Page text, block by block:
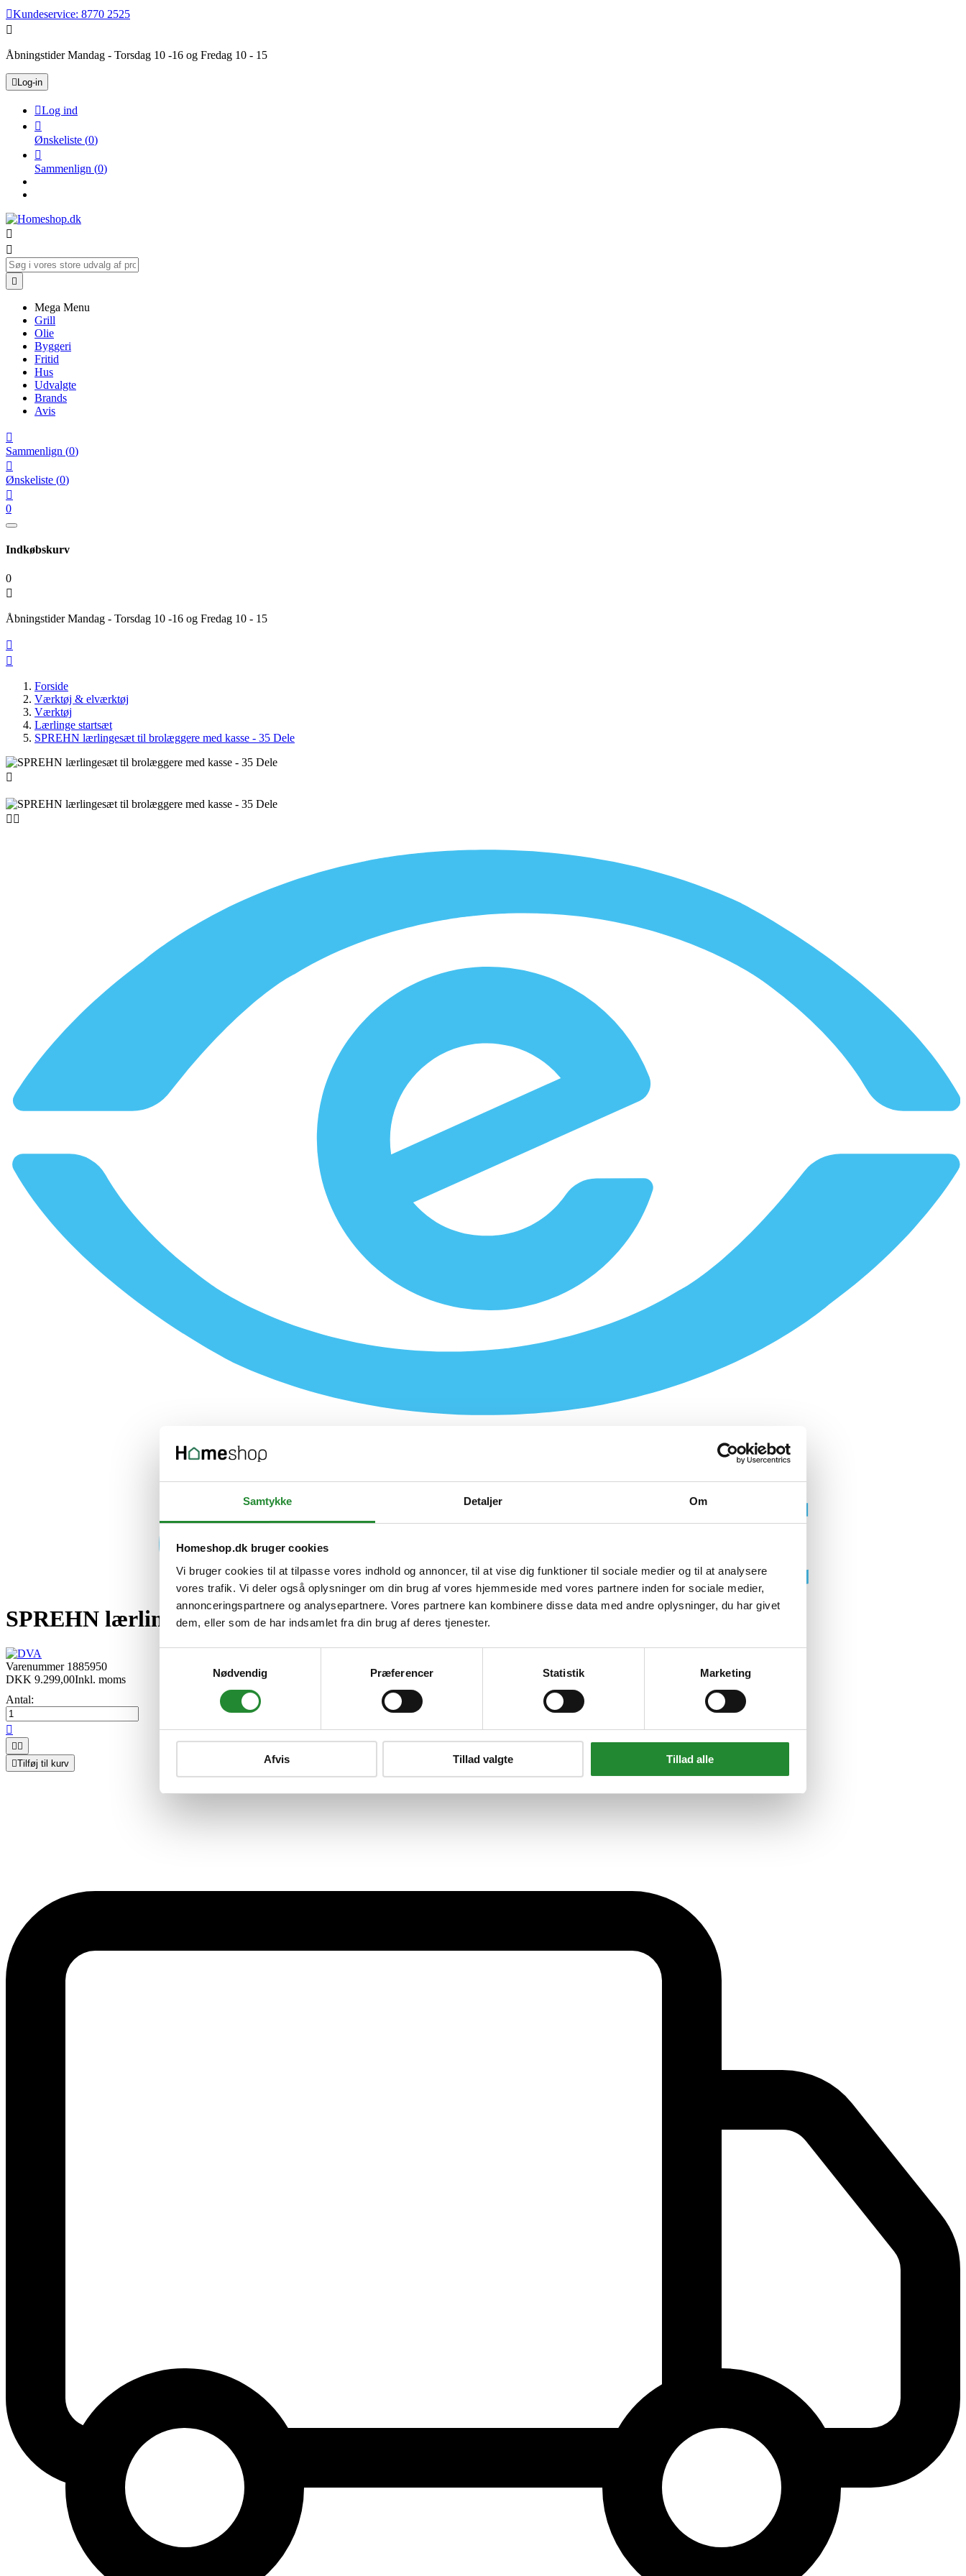
Samtykke Detaljer Om
Homeshop.dk bruger cookies
Vi bruger cookies til at tilpasse vores indhold og annoncer, til at vise dig funktioner til sociale medier og til at analysere
vores trafik. Vi deler også oplysninger om din brug af vores hjemmeside med vores partnere inden for sociale medier,
annonceringspartnere og analysepartnere. Vores partnere kan kombinere disse data med andre oplysninger, du har givet
dem, eller som de har indsamlet fra din brug af deres tjenester.
Nødvendig
Præferencer Statistik Marketing
Afvis Tillad valgte Tillad alle
Kundeservice: 8770 2525

Åbningstider Mandag - Torsdag 10 -16 og Fredag 10 - 15
 Log-in
Log ind

Ønskeliste (0)

Sammenlign (0)



Mega Menu
Grill
Olie
Byggeri
Fritid
Hus
Udvalgte
Brands
Avis

Sammenlign (0)

Ønskeliste (0)

0
Indkøbskurv
0

Åbningstider Mandag - Torsdag 10 -16 og Fredag 10 - 15


Forside
Værktøj & elværktøj
Værktøj
Lærlinge startsæt
SPREHN lærlingesæt til brolæggere med kasse - 35 Dele

 
SPREHN lærlingesæt til brolæggere med kasse - 35 Dele
Varenummer 1885950
DKK 9.299,00Inkl. moms
Antal:

 
Tilføj til kurv